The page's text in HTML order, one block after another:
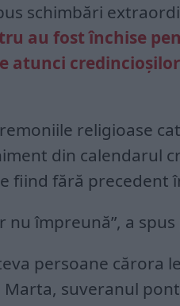
schimbări
au fost închise
atunci credincioşilor
religioase
din calendarul
fiind fără precedent
nu împreună”, a
persoane cărora
Marta, suveranul